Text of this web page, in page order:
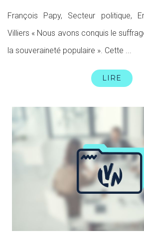
François Papy, Secteur politique,
Villiers « Nous avons conquis le
la souveraineté populaire ». Cette ...
LIRE